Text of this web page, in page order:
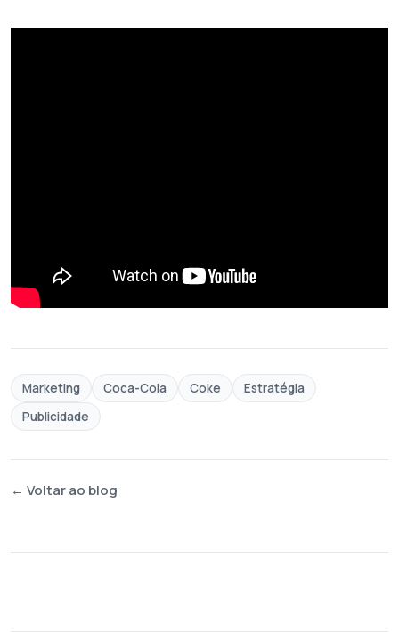
Marketing Coca-Cola Coke
Estratégia
Publicidade
← Voltar ao blog